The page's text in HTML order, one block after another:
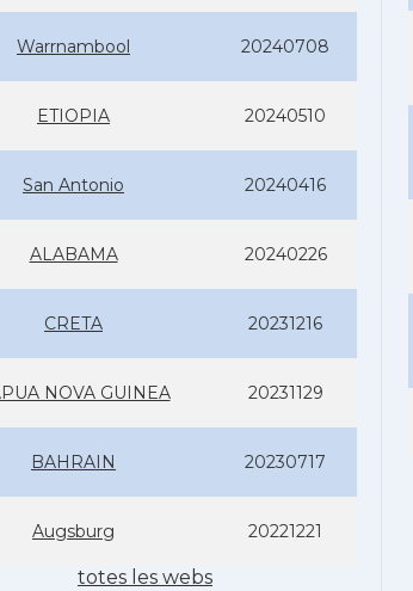
Warrnambool 20240708
ETIOPIA 20240510
San Antonio 20240416
ALABAMA 20240226
CRETA 20231216
NOVA GUINEA 20231129
BAHRAIN 20230717
Augsburg 20221221
totes les webs